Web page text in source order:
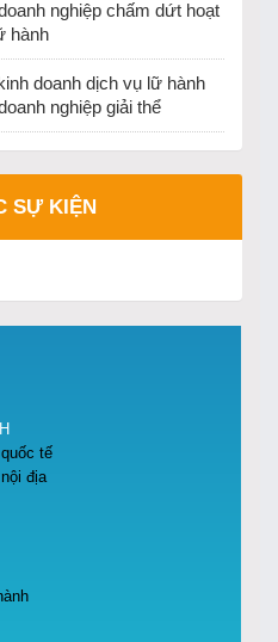
nghiệp chấm dứt hoạt
hành
doanh dịch vụ lữ hành
nghiệp giải thể
SỰ KIỆN
tế
địa